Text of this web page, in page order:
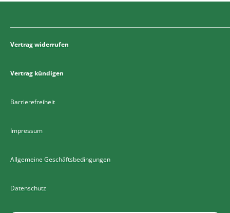
Vertrag widerrufen
Vertrag kündigen
Barrierefreiheit
Impressum
Allgemeine Geschäftsbedingungen
Datenschutz